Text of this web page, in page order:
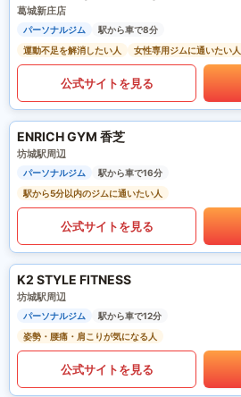
葛城新庄店
パーソナルジム
駅から車で8分
運動不足を解消したい人
女性専用ジムに通いたい人
公式サイトを見る
ENRICH GYM 香芝
坊城駅周辺
パーソナルジム
駅から車で16分
駅から5分以内のジムに通いたい人
公式サイトを見る
K2 STYLE FITNESS
坊城駅周辺
パーソナルジム
駅から車で12分
姿勢・腰痛・肩こりが気になる人
公式サイトを見る